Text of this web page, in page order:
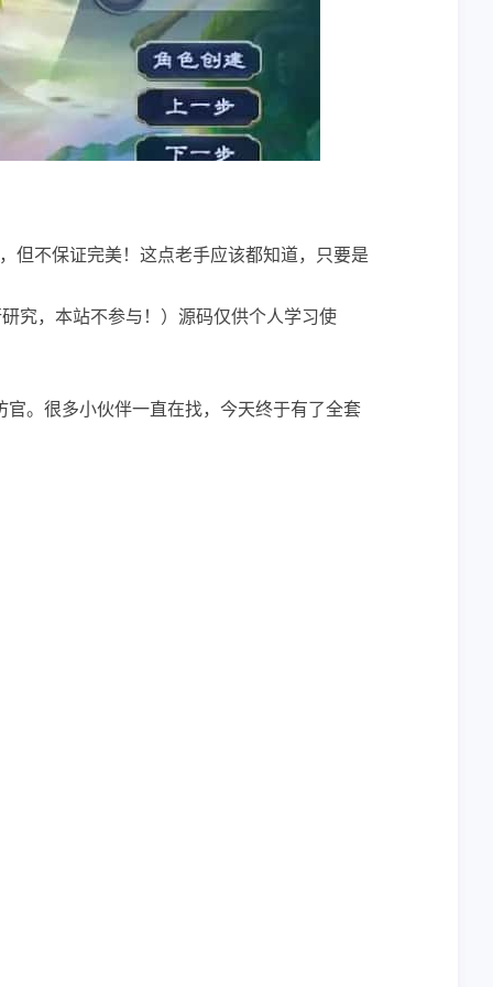
但不保证完美！这点老手应该都知道，只要是
究，本站不参与！）源码仅供个人学习使
。很多小伙伴一直在找，今天终于有了全套